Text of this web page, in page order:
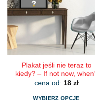
można
wybrać
na
stronie
produktu
Plakat jeśli nie teraz to
kiedy? – If not now,
cena od: 18 zł
WYBIERZ OPCJE